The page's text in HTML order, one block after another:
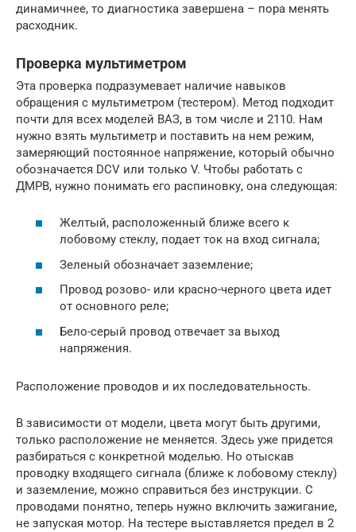
динамичнее, то диагностика завершена – пора менять
расходник.
Проверка мультиметром
Эта проверка подразумевает наличие навыков
обращения с мультиметром (тестером). Метод подходит
почти для всех моделей ВАЗ, в том числе и 2110. Нам
нужно взять мультиметр и поставить на нем режим,
замеряющий постоянное напряжение, который обычно
обозначается DCV или только V. Чтобы работать с
ДМРВ, нужно понимать его распиновку, она следующая:
Желтый, расположенный ближе всего к
лобовому стеклу, подает ток на вход сигнала;
Зеленый обозначает заземление;
Провод розово- или красно-черного цвета идет
от основного реле;
Бело-серый провод отвечает за выход
напряжения.
Расположение проводов и их последовательность.
В зависимости от модели, цвета могут быть другими,
только расположение не меняется. Здесь уже придется
разбираться с конкретной моделью. Но отыскав
проводку входящего сигнала (ближе к лобовому стеклу)
и заземление, можно справиться без инструкции. С
проводами понятно, теперь нужно включить зажигание,
не запуская мотор. На тестере выставляется предел в 2